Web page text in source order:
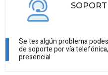
Se tes algún problema
de soporte por vía
presencial